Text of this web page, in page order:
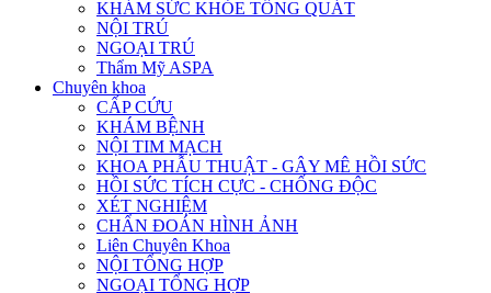
KHÁM SỨC KHỎE TỔNG QUÁT
NỘI TRÚ
NGOẠI TRÚ
Thẩm Mỹ ASPA
Chuyên khoa
CẤP CỨU
KHÁM BỆNH
NỘI TIM MẠCH
KHOA PHẪU THUẬT - GÂY MÊ HỒI SỨC
HỒI SỨC TÍCH CỰC - CHỐNG ĐỘC
XÉT NGHIỆM
CHẨN ĐOÁN HÌNH ẢNH
Liên Chuyên Khoa
NỘI TỔNG HỢP
NGOẠI TỔNG HỢP